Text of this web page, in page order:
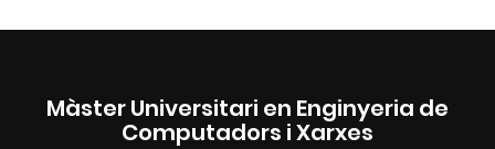
Màster Universitari en Enginyeria de
Computadors i Xarxes